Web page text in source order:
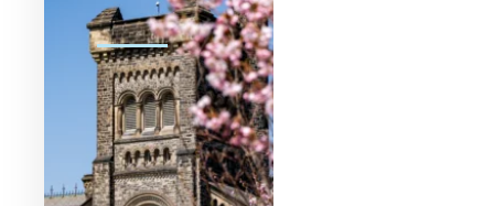
Stimuler l’imagination.